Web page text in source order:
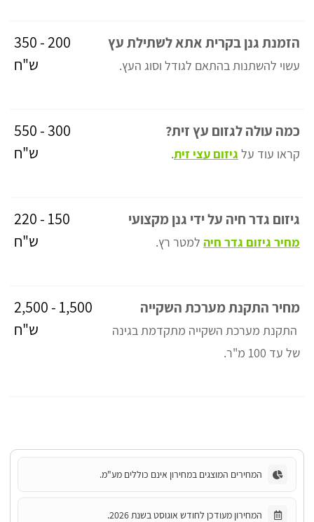
הזמנת גנן בקרית אתא לשתילת עץ
עשוי להשתנות בהתאם לגודל וסוג העץ.
200 - 350
ש"ח
כמה עולה לגזום עץ זית?
קראו עוד על גיזום עצי זית.
300 - 550
ש"ח
גיזום גדר חיה על ידי גנן מקצועי
מחיר גיזום גדר חיה למטר רץ.
150 - 220
ש"ח
מחיר התקנת מערכת השקייה
התקנת מערכת השקייה מתקדמת בגינה
של עד 100 מ"ר.
1,500 - 2,500
ש"ח
המחירים המוצגים במחירון אינם כוללים מע"מ.
המחירון מעודכן לחודש אוגוסט בשנת 2026.